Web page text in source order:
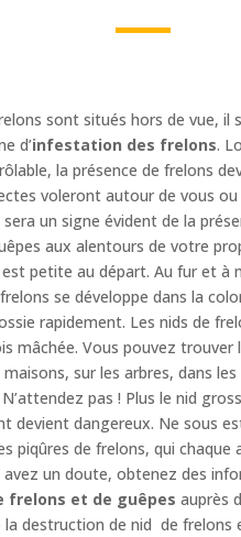
sont situés hors de vue, il
d’infestation des frelons.
la présence de frelons
voleront autour de vous
un signe évident de la
aux alentours de votre
est petite au départ. Au fur et à
se développe dans la
rapidement. Les nids de
mâchée. Vous pouvez trouver
sur les arbres, dans
pas ! Plus le nid
devient dangereux. Ne sous
piqûres de frelons, qui chaque
avez un doute, obtenez des
frelons et de guêpes auprès
la destruction de nid de frelons